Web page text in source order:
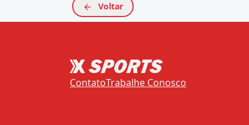
Voltar
ContatoTrabalhe Conosco